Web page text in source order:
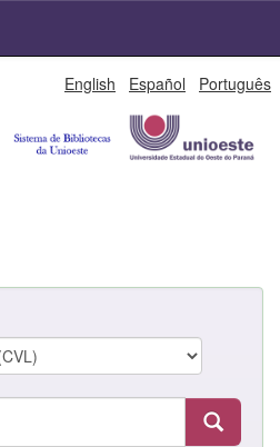
English Español Português